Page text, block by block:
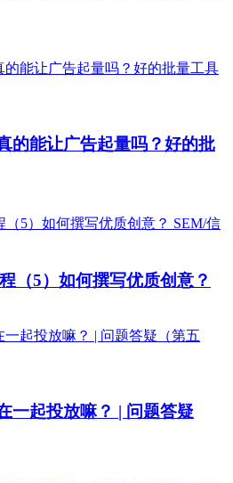
的能让广告起量吗？好的批
SEM/信
（5）如何撰写优质创意？
一起投放嘛？ | 问题答疑